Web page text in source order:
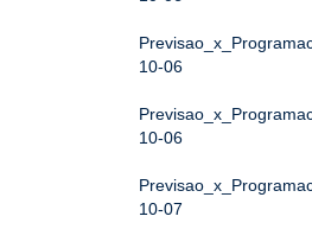
10-06
10-06
10-07